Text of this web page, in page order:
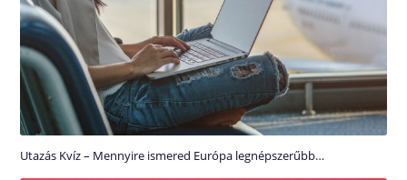
Utazás Kvíz – Mennyire ismered Európa legnépszerűbb…